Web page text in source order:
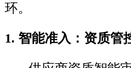
环。
1. 智能准入：资质管